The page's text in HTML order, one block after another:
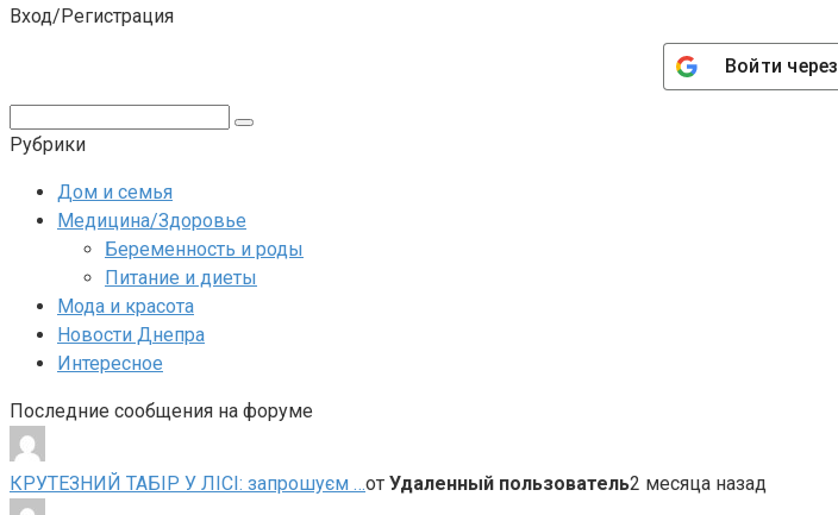
Вход/Регистрация
Войти через
Рубрики
Дом и семья
Медицина/Здоровье
Беременность и роды
Питание и диеты
Мода и красота
Новости Днепра
Интересное
Последние сообщения на форуме
КРУТЕЗНИЙ ТАБІР У ЛІСІ: запрошуєм …от Удаленный пользователь2 месяца назад